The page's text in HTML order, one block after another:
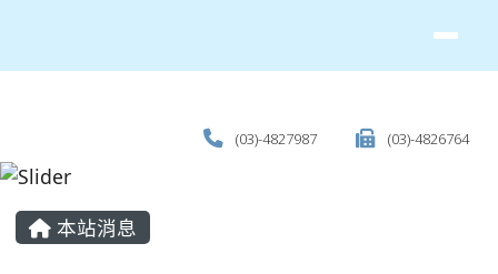
(03)-4827987 (03)-4826764
主內容區域
本站消息